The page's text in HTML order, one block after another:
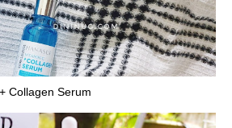
Collagen Serum